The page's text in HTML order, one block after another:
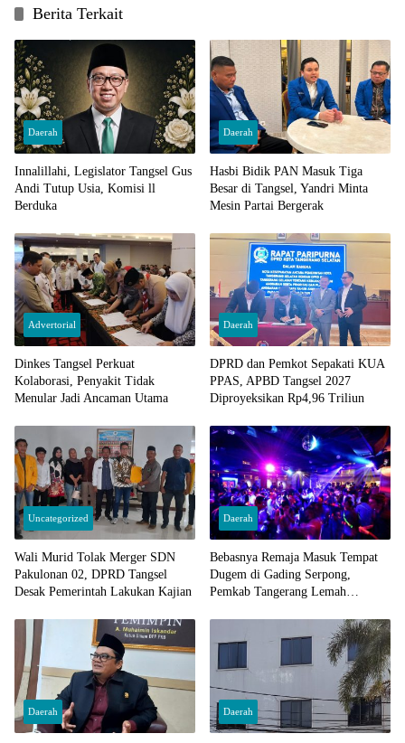
Berita Terkait
Daerah
Innalillahi, Legislator Tangsel Gus
Andi Tutup Usia, Komisi ll
Berduka
Daerah
Hasbi Bidik PAN Masuk Tiga
Besar di Tangsel, Yandri Minta
Mesin Partai Bergerak
Advertorial
Dinkes Tangsel Perkuat
Kolaborasi, Penyakit Tidak
Menular Jadi Ancaman Utama
Daerah
DPRD dan Pemkot Sepakati KUA
PPAS, APBD Tangsel 2027
Diproyeksikan Rp4,96 Triliun
Uncategorized
Wali Murid Tolak Merger SDN
Pakulonan 02, DPRD Tangsel
Desak Pemerintah Lakukan Kajian
Daerah
Bebasnya Remaja Masuk Tempat
Dugem di Gading Serpong,
Pemkab Tangerang Lemah
Daerah Daerah